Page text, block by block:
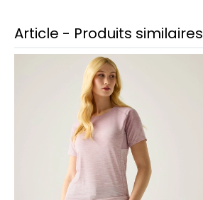
Article - Produits similaires